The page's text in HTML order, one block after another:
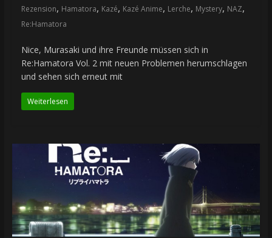
Rezension, Hamatora, Kazé, Kazé Anime, Lerche, Mystery, NAZ,
Re:Hamatora
Nice, Murasaki und ihre Freunde müssen sich in
Re:Hamatora Vol. 2 mit neuen Problemen herumschlagen
und sehen sich erneut mit
Weiterlesen